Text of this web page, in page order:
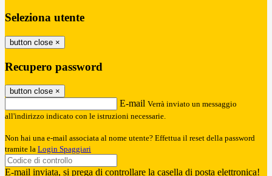
Seleziona utente
button close ×
Recupero password
button close ×
E-mail Verrà inviato un messaggio
all'indirizzo indicato con le istruzioni necessarie.
Non hai una e-mail associata al nome utente? Effettua il reset della password
tramite la Login Spaggiari
E-mail inviata, si prega di controllare la casella di posta elettronica!